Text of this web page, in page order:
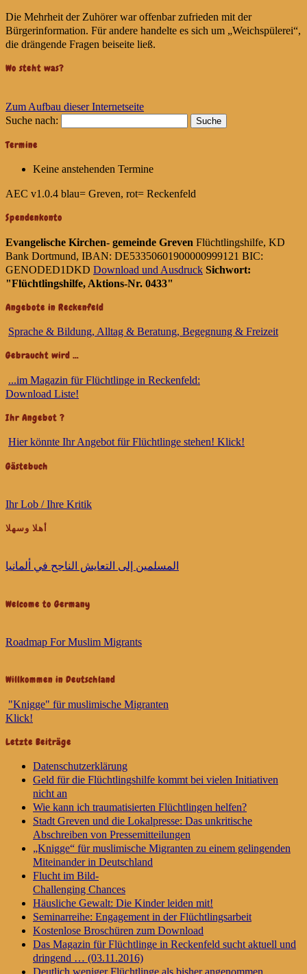
Die Mehrheit der Zuhörer war offenbar zufrieden mit der
Bürgerinformation. Für andere handelte es sich um „Weichspülerei“,
die drängende Fragen beiseite ließ.
Wo steht was?
Zum Aufbau dieser Internetseite
Suche nach:
Termine
Keine anstehenden Termine
AEC v1.0.4 blau= Greven, rot= Reckenfeld
Spendenkonto
Evangelische Kirchen- gemeinde Greven Flüchtlingshilfe, KD
Bank Dortmund, IBAN: DE53350601900000999121 BIC:
GENODED1DKD Download und Ausdruck Sichwort:
"Flüchtlingshilfe, Aktions-Nr. 0433"
Angebote in Reckenfeld
Sprache & Bildung, Alltag & Beratung, Begegnung & Freizeit
Gebraucht wird …
...im Magazin für Flüchtlinge in Reckenfeld:
Download Liste!
Ihr Angebot ?
Hier könnte Ihr Angebot für Flüchtlinge stehen! Klick!
Gästebuch
Ihr Lob / Ihre Kritik
أهلا وسهلا
ﺍﻟﻤﺴﻠﻤﻴﻦ ﺇﻟﻰ ﺍﻟﺘﻌﺎﻳﺶ ﺍﻟﻨﺎﺟﺢ ﻓﻲ ﺃﻟﻤﺎﻧﻴﺎ
Welcome to Germany
Roadmap For Muslim Migrants
Willkommen in Deutschland
"Knigge" für muslimische Migranten
Klick!
Letzte Beiträge
Datenschutzerklärung
Geld für die Flüchtlingshilfe kommt bei vielen Initiativen
nicht an
Wie kann ich traumatisierten Flüchtlingen helfen?
Stadt Greven und die Lokalpresse: Das unkritische
Abschreiben von Pressemitteilungen
„Knigge“ für muslimische Migranten zu einem gelingenden
Miteinander in Deutschland
Flucht im Bild-
Challenging Chances
Häusliche Gewalt: Die Kinder leiden mit!
Seminarreihe: Engagement in der Flüchtlingsarbeit
Kostenlose Broschüren zum Download
Das Magazin für Flüchtlinge in Reckenfeld sucht aktuell und
dringend … (03.11.2016)